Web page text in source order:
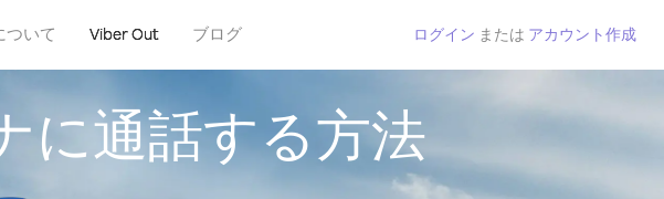
ついて Viber Out ブログ ログイン または アカウント作成
に通話する方法